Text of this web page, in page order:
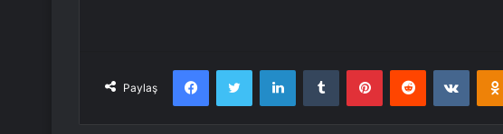
Paylaş
FacebookTwitter LinkedInTumblr PinterestReddit